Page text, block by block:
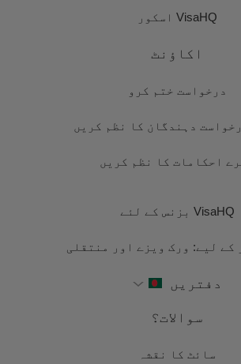
VisaHQ اسکور
اکاؤنٹ
درخواست ختم کرو
دہندگان کا نظم کریں
احکامات کا نظم کریں
VisaHQ بزنس کے لئے
کے لیے: ورک ویزے اور منتقلی
دفتریں
سوالات؟
سائٹ کا نقشہ